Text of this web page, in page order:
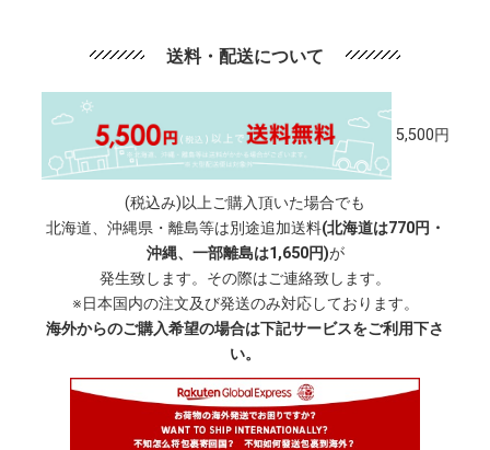
送料・配送について
5,500円
(税込み)以上ご購入頂いた場合でも
北海道、沖縄県・離島等は別途追加送料(北海道は770円・
沖縄、一部離島は1,650円)が
発生致します。その際はご連絡致します。
※日本国内の注文及び発送のみ対応しております。
海外からのご購入希望の場合は下記サービスをご利用下さ
い。